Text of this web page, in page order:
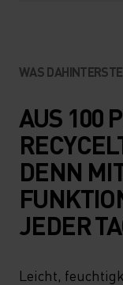
WAS
AUS 100
DENN
JEDER
Leicht,